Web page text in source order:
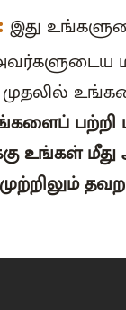
இது
முதலில்
பற்றி
உங்கள்